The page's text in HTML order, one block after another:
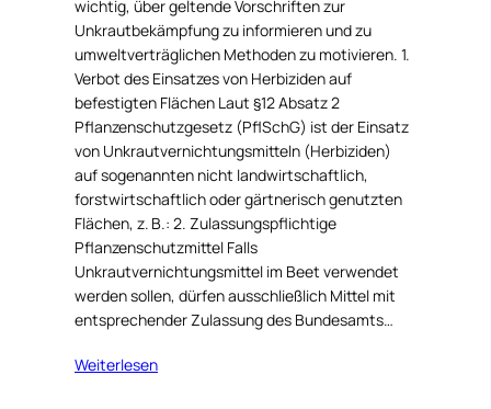
wichtig, über geltende Vorschriften zur
Unkrautbekämpfung zu informieren und zu
umweltverträglichen Methoden zu motivieren. 1.
Verbot des Einsatzes von Herbiziden auf
befestigten Flächen Laut §12 Absatz 2
Pflanzenschutzgesetz (PflSchG) ist der Einsatz
von Unkrautvernichtungsmitteln (Herbiziden)
auf sogenannten nicht landwirtschaftlich,
forstwirtschaftlich oder gärtnerisch genutzten
Flächen, z. B.: 2. Zulassungspflichtige
Pflanzenschutzmittel Falls
Unkrautvernichtungsmittel im Beet verwendet
werden sollen, dürfen ausschließlich Mittel mit
entsprechender Zulassung des Bundesamts…
Weiterlesen